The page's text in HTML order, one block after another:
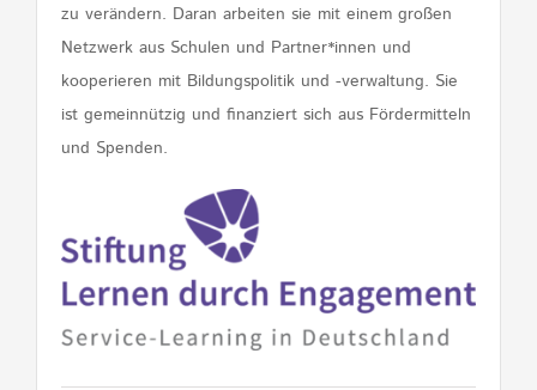
zu verändern. Daran arbeiten sie mit einem großen
Netzwerk aus Schulen und Partner*innen und
kooperieren mit Bildungspolitik und -verwaltung. Sie
ist gemeinnützig und finanziert sich aus Fördermitteln
und Spenden.